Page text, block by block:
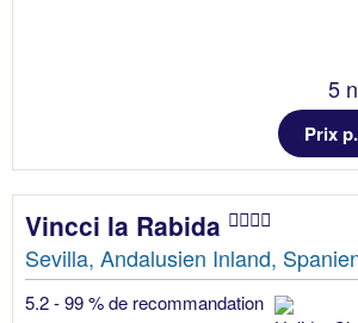
5
Prix
Vincci la Rabida
Sevilla, Andalusien Inland,
5.2 - 99 % de recommandation